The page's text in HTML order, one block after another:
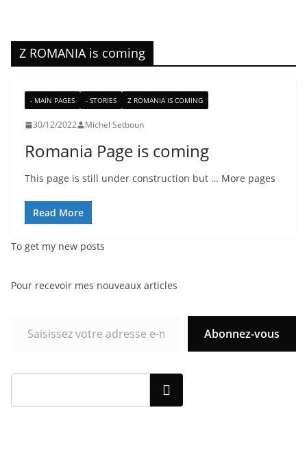
Z ROMANIA is coming
- MAIN PAGES - STORIES Z ROMANIA IS COMING
30/12/2022 Michel Setboun
Romania Page is coming
This page is still under construction but … More pages
Read More
To get my new posts
Pour recevoir mes nouveaux articles
Abonnez-vous
Rechercher